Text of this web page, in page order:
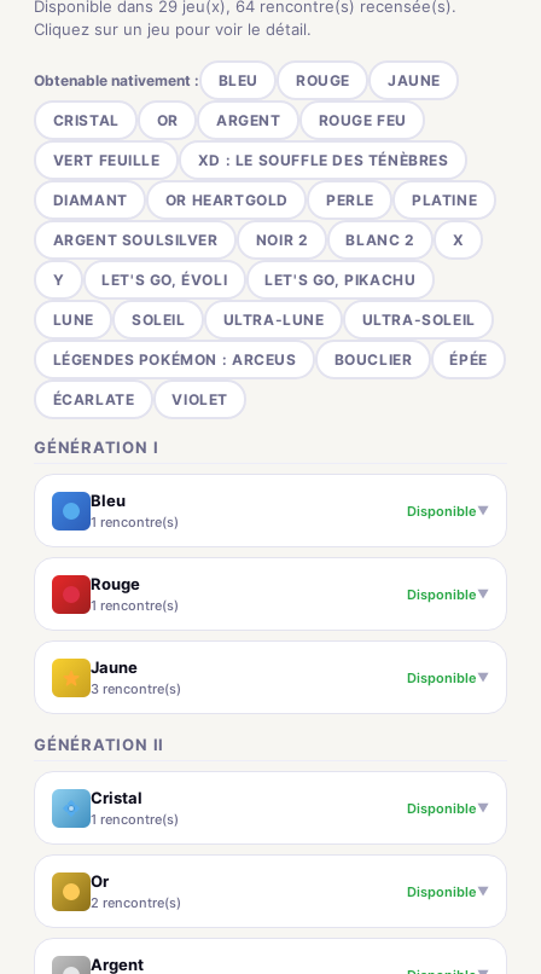
Disponible dans 29 jeu(x), 64 rencontre(s) recensée(s).
Cliquez sur un jeu pour voir le détail.
Obtenable nativement : BLEU ROUGE JAUNE
CRISTAL OR ARGENT ROUGE FEU
VERT FEUILLE XD : LE SOUFFLE DES TÉNÈBRES
DIAMANT OR HEARTGOLD PERLE PLATINE
ARGENT SOULSILVER NOIR 2 BLANC 2 X
Y LET'S GO, ÉVOLI LET'S GO, PIKACHU
LUNE SOLEIL ULTRA-LUNE ULTRA-SOLEIL
LÉGENDES POKÉMON : ARCEUS BOUCLIER ÉPÉE
ÉCARLATE VIOLET
GÉNÉRATION I
Bleu
1 rencontre(s)
Disponible▼
Rouge
1 rencontre(s)
Disponible▼
Jaune
3 rencontre(s)
Disponible▼
GÉNÉRATION II
Cristal
1 rencontre(s)
Disponible▼
Or
2 rencontre(s)
Disponible▼
Argent